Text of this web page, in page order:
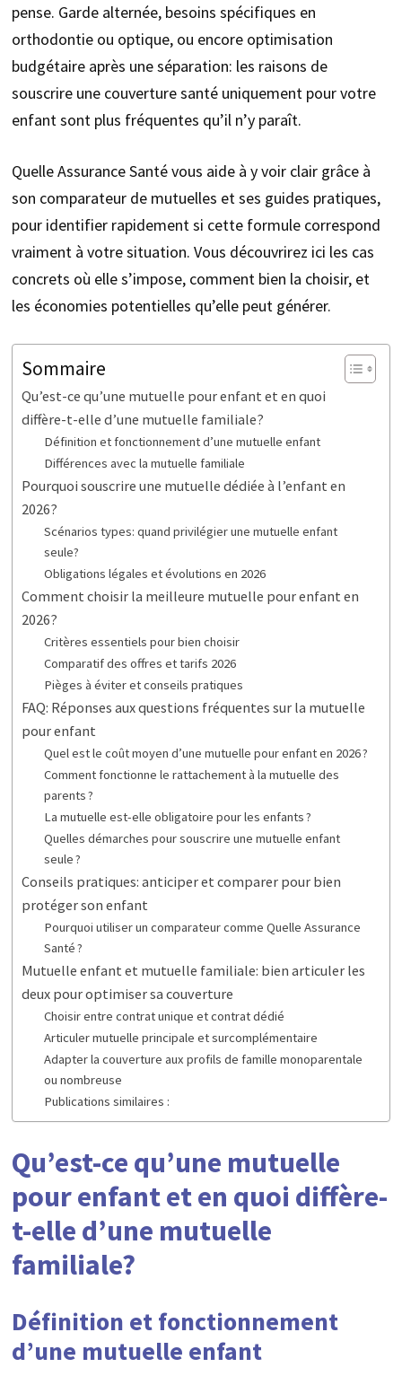
pense. Garde alternée, besoins spécifiques en
orthodontie ou optique, ou encore optimisation
budgétaire après une séparation: les raisons de
souscrire une couverture santé uniquement pour votre
enfant sont plus fréquentes qu’il n’y paraît.
Quelle Assurance Santé vous aide à y voir clair grâce à
son comparateur de mutuelles et ses guides pratiques,
pour identifier rapidement si cette formule correspond
vraiment à votre situation. Vous découvrirez ici les cas
concrets où elle s’impose, comment bien la choisir, et
les économies potentielles qu’elle peut générer.
Sommaire
Qu’est-ce qu’une mutuelle pour enfant et en quoi
diffère-t-elle d’une mutuelle familiale?
Définition et fonctionnement d’une mutuelle enfant
Différences avec la mutuelle familiale
Pourquoi souscrire une mutuelle dédiée à l’enfant en
2026?
Scénarios types: quand privilégier une mutuelle enfant
seule?
Obligations légales et évolutions en 2026
Comment choisir la meilleure mutuelle pour enfant en
2026?
Critères essentiels pour bien choisir
Comparatif des offres et tarifs 2026
Pièges à éviter et conseils pratiques
FAQ: Réponses aux questions fréquentes sur la mutuelle
pour enfant
Quel est le coût moyen d’une mutuelle pour enfant en 2026 ?
Comment fonctionne le rattachement à la mutuelle des
parents ?
La mutuelle est-elle obligatoire pour les enfants ?
Quelles démarches pour souscrire une mutuelle enfant
seule ?
Conseils pratiques: anticiper et comparer pour bien
protéger son enfant
Pourquoi utiliser un comparateur comme Quelle Assurance
Santé ?
Mutuelle enfant et mutuelle familiale: bien articuler les
deux pour optimiser sa couverture
Choisir entre contrat unique et contrat dédié
Articuler mutuelle principale et surcomplémentaire
Adapter la couverture aux profils de famille monoparentale
ou nombreuse
Publications similaires :
Qu’est-ce qu’une mutuelle
pour enfant et en quoi diffère-
t-elle d’une mutuelle
familiale?
Définition et fonctionnement
d’une mutuelle enfant